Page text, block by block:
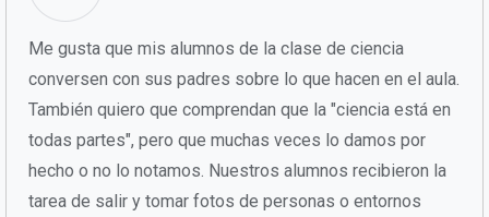
Me gusta que mis alumnos de la clase de ciencia
conversen con sus padres sobre lo que hacen en el aula.
También quiero que comprendan que la "ciencia está en
todas partes", pero que muchas veces lo damos por
hecho o no lo notamos. Nuestros alumnos recibieron la
tarea de salir y tomar fotos de personas o entornos